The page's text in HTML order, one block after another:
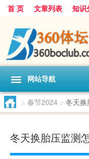
首 页 文章列表 知识
网站导航
> 春节2024 > 冬天换
冬天换胎压监测